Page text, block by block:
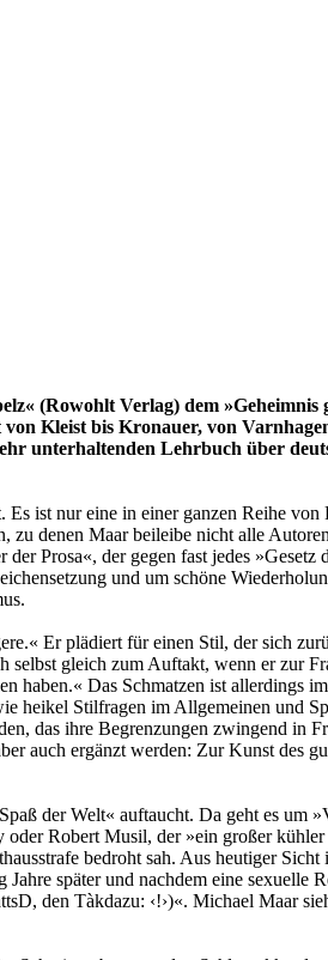
(Rowohlt Verlag) dem
Kleist bis Kronauer, von
unterhaltenden Lehrbuch über
ist nur eine in einer ganzen Reihe
zu denen Maar beileibe nicht alle
Prosa«, der gegen fast jedes
und um schöne
Er plädiert für einen Stil, der sich
gleich zum Auftakt, wenn er zur
Das Schmatzen ist allerdings
heikel Stilfragen im Allgemeinen und
das ihre Begrenzungen zwingend in
auch ergänzt werden: Zur Kunst des
der Welt« auftaucht. Da geht es um
Robert Musil, der »ein großer
bedroht sah. Aus heutiger
später und nachdem eine
den Tàkdazu: ‹!›)«. Michael Maar